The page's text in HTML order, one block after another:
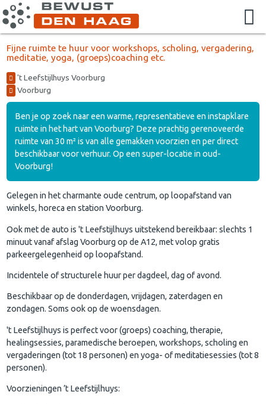
Fijne ruimte te huur voor workshops, scholing, vergadering,
meditatie, yoga, (groeps)coaching etc.
't Leefstijlhuys Voorburg
Voorburg
Ben je op zoek naar een warme, representatieve en instapklare
ruimte in het hart van Voorburg? Deze prachtig gerenoveerde
ruimte van 30 m² is van alle gemakken voorzien en per direct
beschikbaar voor verhuur. Op een super-locatie in oud-
Voorburg!
Gelegen in het charmante oude centrum, op loopafstand van
winkels, horeca en station Voorburg.
Ook met de auto is 't Leefstijlhuys uitstekend bereikbaar: slechts 1
minuut vanaf afslag Voorburg op de A12, met volop gratis
parkeergelegenheid op loopafstand.
Incidentele of structurele huur per dagdeel, dag of avond.
Beschikbaar op de donderdagen, vrijdagen, zaterdagen en
zondagen. Soms ook op de woensdagen.
't Leefstijlhuys is perfect voor (groeps) coaching, therapie,
healingsessies, paramedische beroepen, workshops, scholing en
vergaderingen (tot 18 personen) en yoga- of meditatiesessies (tot 8
personen).
Voorzieningen ’t Leefstijlhuys: